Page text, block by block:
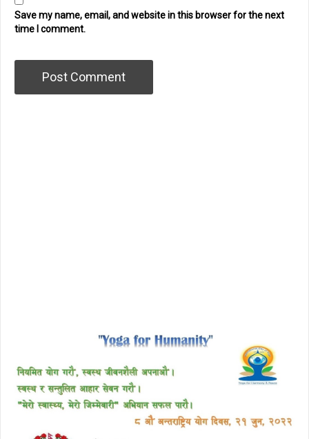
Save my name, email, and website in this browser for the next
time I comment.